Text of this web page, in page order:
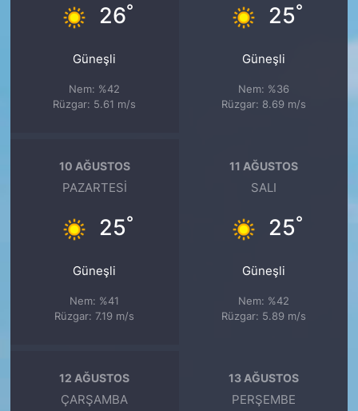
26°
Güneşli
Nem: %42
Rüzgar: 5.61 m/s
25°
Güneşli
Nem: %36
Rüzgar: 8.69 m/s
10 AĞUSTOS
PAZARTESI
25°
Güneşli
Nem: %41
Rüzgar: 7.19 m/s
11 AĞUSTOS
SALI
25°
Güneşli
Nem: %42
Rüzgar: 5.89 m/s
12 AĞUSTOS
ÇARŞAMBA
13 AĞUSTOS
PERŞEMBE